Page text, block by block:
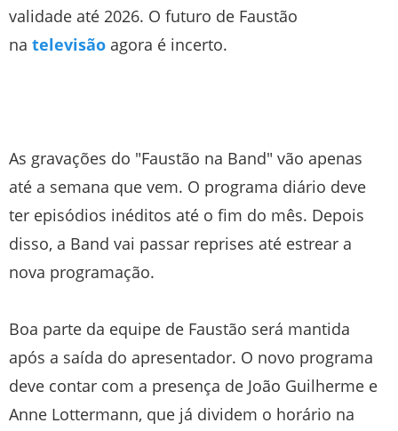
validade até 2026. O futuro de Faustão
na televisão agora é incerto.
As gravações do "Faustão na Band" vão apenas
até a semana que vem. O programa diário deve
ter episódios inéditos até o fim do mês. Depois
disso, a Band vai passar reprises até estrear a
nova programação.
Boa parte da equipe de Faustão será mantida
após a saída do apresentador. O novo programa
deve contar com a presença de João Guilherme e
Anne Lottermann, que já dividem o horário na